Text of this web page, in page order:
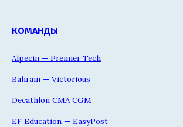
КОМАНДЫ
Alpecin — Premier Tech
Bahrain — Victorious
Decathlon CMA CGM
EF Education — EasyPost